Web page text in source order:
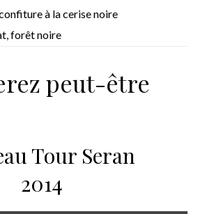
à la cerise noire
forêt noire
peut-être
Tour Seran
2014